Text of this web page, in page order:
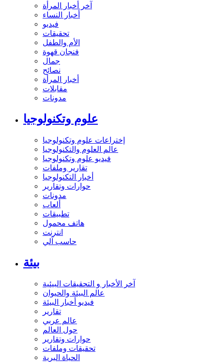
آخر أخبار المرأة
أخبار النساء
فيديو
تحقيقات
الأم والطفل
فنجان قهوة
جمال
نصائح
أخبار المرأة
مقابلات
مدونات
علوم وتكنولوجيا
إختراعات علوم وتكنولوجيا
عالم العلوم والتكنولوجيا
فيديو علوم وتكنولوجيا
تقارير وملفات
أخبار التكنولوجيا
حوارات وتقارير
مدونات
ألعاب
تطبيقات
هاتف محمول
انترنت
حاسب آلي
بيئة
آخر الأخبار و التحقيقات البيئية
عالم البيئة والحيوان
فيديو أخبار البيئة
تقارير
عالم عربي
حول العالم
حوارات وتقارير
تحقيقات وملفات
الحياة البرية